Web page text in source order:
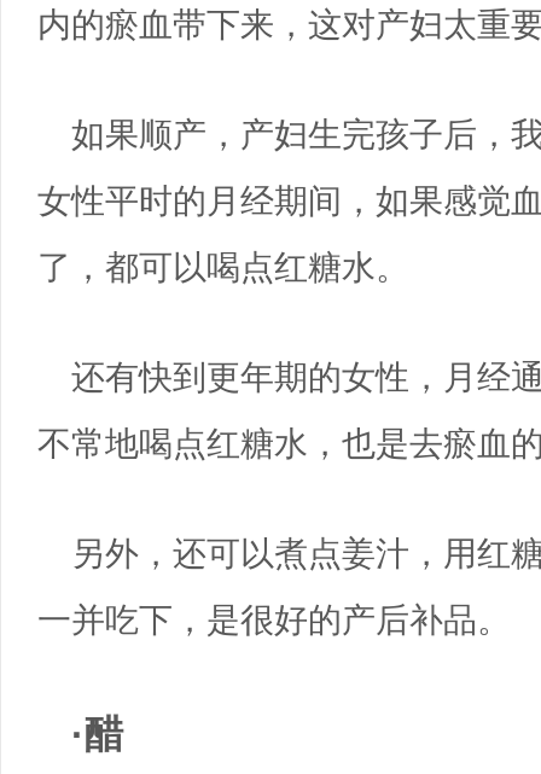
内的瘀血带下来，这对产妇太重
如果顺产，产妇生完孩子后，
女性平时的月经期间，如果感觉
了，都可以喝点红糖水。
还有快到更年期的女性，月经
不常地喝点红糖水，也是去瘀血
另外，还可以煮点姜汁，用红
一并吃下，是很好的产后补品。
·醋